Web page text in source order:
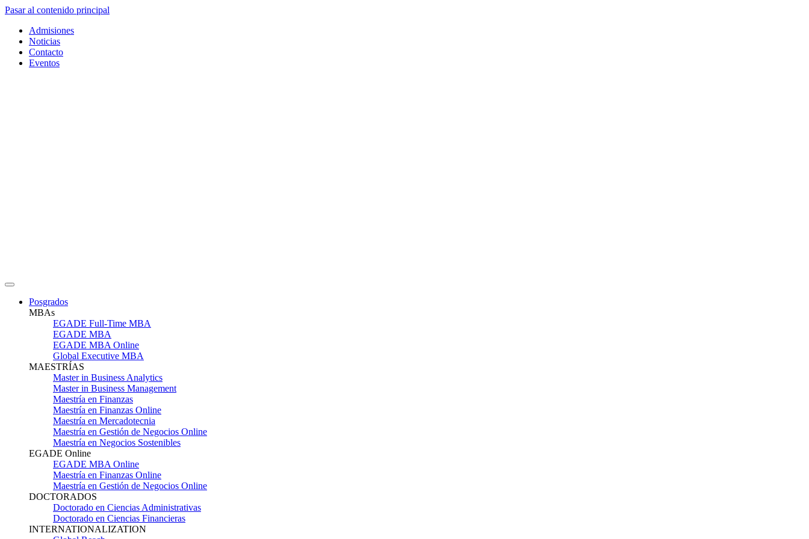
Pasar al contenido principal
Admisiones
Noticias
Contacto
Eventos
Posgrados
MBAs
EGADE Full-Time MBA
EGADE MBA
EGADE MBA Online
Global Executive MBA
MAESTRÍAS
Master in Business Analytics
Master in Business Management
Maestría en Finanzas
Maestría en Finanzas Online
Maestría en Mercadotecnia
Maestría en Gestión de Negocios Online
Maestría en Negocios Sostenibles
EGADE Online
EGADE MBA Online
Maestría en Finanzas Online
Maestría en Gestión de Negocios Online
DOCTORADOS
Doctorado en Ciencias Administrativas
Doctorado en Ciencias Financieras
INTERNATIONALIZATION